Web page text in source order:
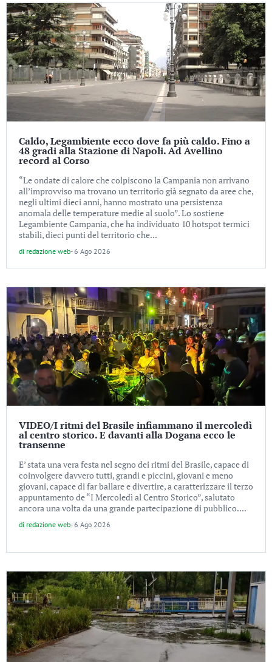
Caldo, Legambiente ecco dove fa più caldo. Fino a
48 gradi alla Stazione di Napoli. Ad Avellino
record al Corso
“Le ondate di calore che colpiscono la Campania non arrivano
all’improvviso ma trovano un territorio già segnato da aree che,
negli ultimi dieci anni, hanno mostrato una persistenza
anomala delle temperature medie al suolo”. Lo sostiene
Legambiente Campania, che ha individuato 10 hotspot termici
stabili, dieci punti del territorio che...
di redazione web-6 Ago 2026
VIDEO/I ritmi del Brasile infiammano il mercoledì
al centro storico. E davanti alla Dogana ecco le
transenne
E’ stata una vera festa nel segno dei ritmi del Brasile, capace di
coinvolgere davvero tutti, grandi e piccini, giovani e meno
giovani, capace di far ballare e divertire, a caratterizzare il terzo
appuntamento de “I Mercoledì al Centro Storico”, salutato
ancora una volta da una grande partecipazione di pubblico....
di redazione web-6 Ago 2026